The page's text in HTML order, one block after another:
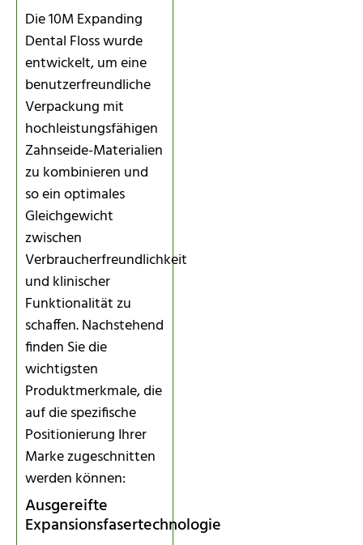
Die 10M Expanding
Dental Floss wurde
entwickelt, um eine
benutzerfreundliche
Verpackung mit
hochleistungsfähigen
Zahnseide-Materialien
zu kombinieren und
so ein optimales
Gleichgewicht
zwischen
Verbraucherfreundlichkeit
und klinischer
Funktionalität zu
schaffen. Nachstehend
finden Sie die
wichtigsten
Produktmerkmale, die
auf die spezifische
Positionierung Ihrer
Marke zugeschnitten
werden können:
Ausgereifte
Expansionsfasertechnologie